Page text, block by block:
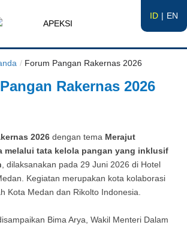
ID EN
/ Forum Pangan Rakernas 2026
Rakernas 2026
2026 dengan tema Merajut
melalui tata kelola pangan yang inklusif
, dilaksanakan pada 29 Juni 2026 di Hotel
Kegiatan merupakan kota kolaborasi
Kota Medan dan Rikolto Indonesia.
Bima Arya, Wakil Menteri Dalam